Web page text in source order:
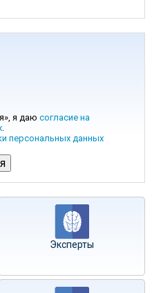
я даю согласие на
.
персональных данных
Эксперты